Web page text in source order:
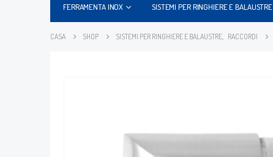
FERRAMENTA INOX SISTEMI PER RINGHIERE E BALAUSTRE
CASA SHOP SISTEMI PER RINGHIERE E BALAUSTRE, RACCORDI